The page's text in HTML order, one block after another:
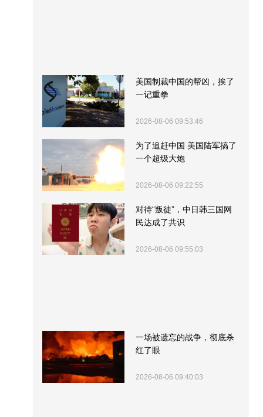
美国制裁中国的帮凶，挨了
一记重拳
2026-08-06 09:53:46
为了追赶中国 美国陆军搞了
一个超级大炮
2026-08-06 09:22:55
对待“叛徒”，中日韩三国网
民达成了共识
2026-08-06 09:55:03
一场被遗忘的战争，彻底杀
红了眼
2026-08-06 09:40:03